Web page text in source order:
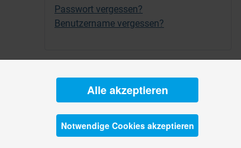
Passwort vergessen?
Benutzername vergessen?
Alle akzeptieren
Notwendige Cookies akzeptieren